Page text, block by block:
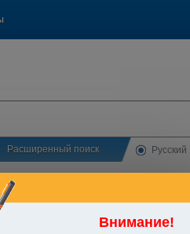
Расширенный поиск Русский
Внимание!